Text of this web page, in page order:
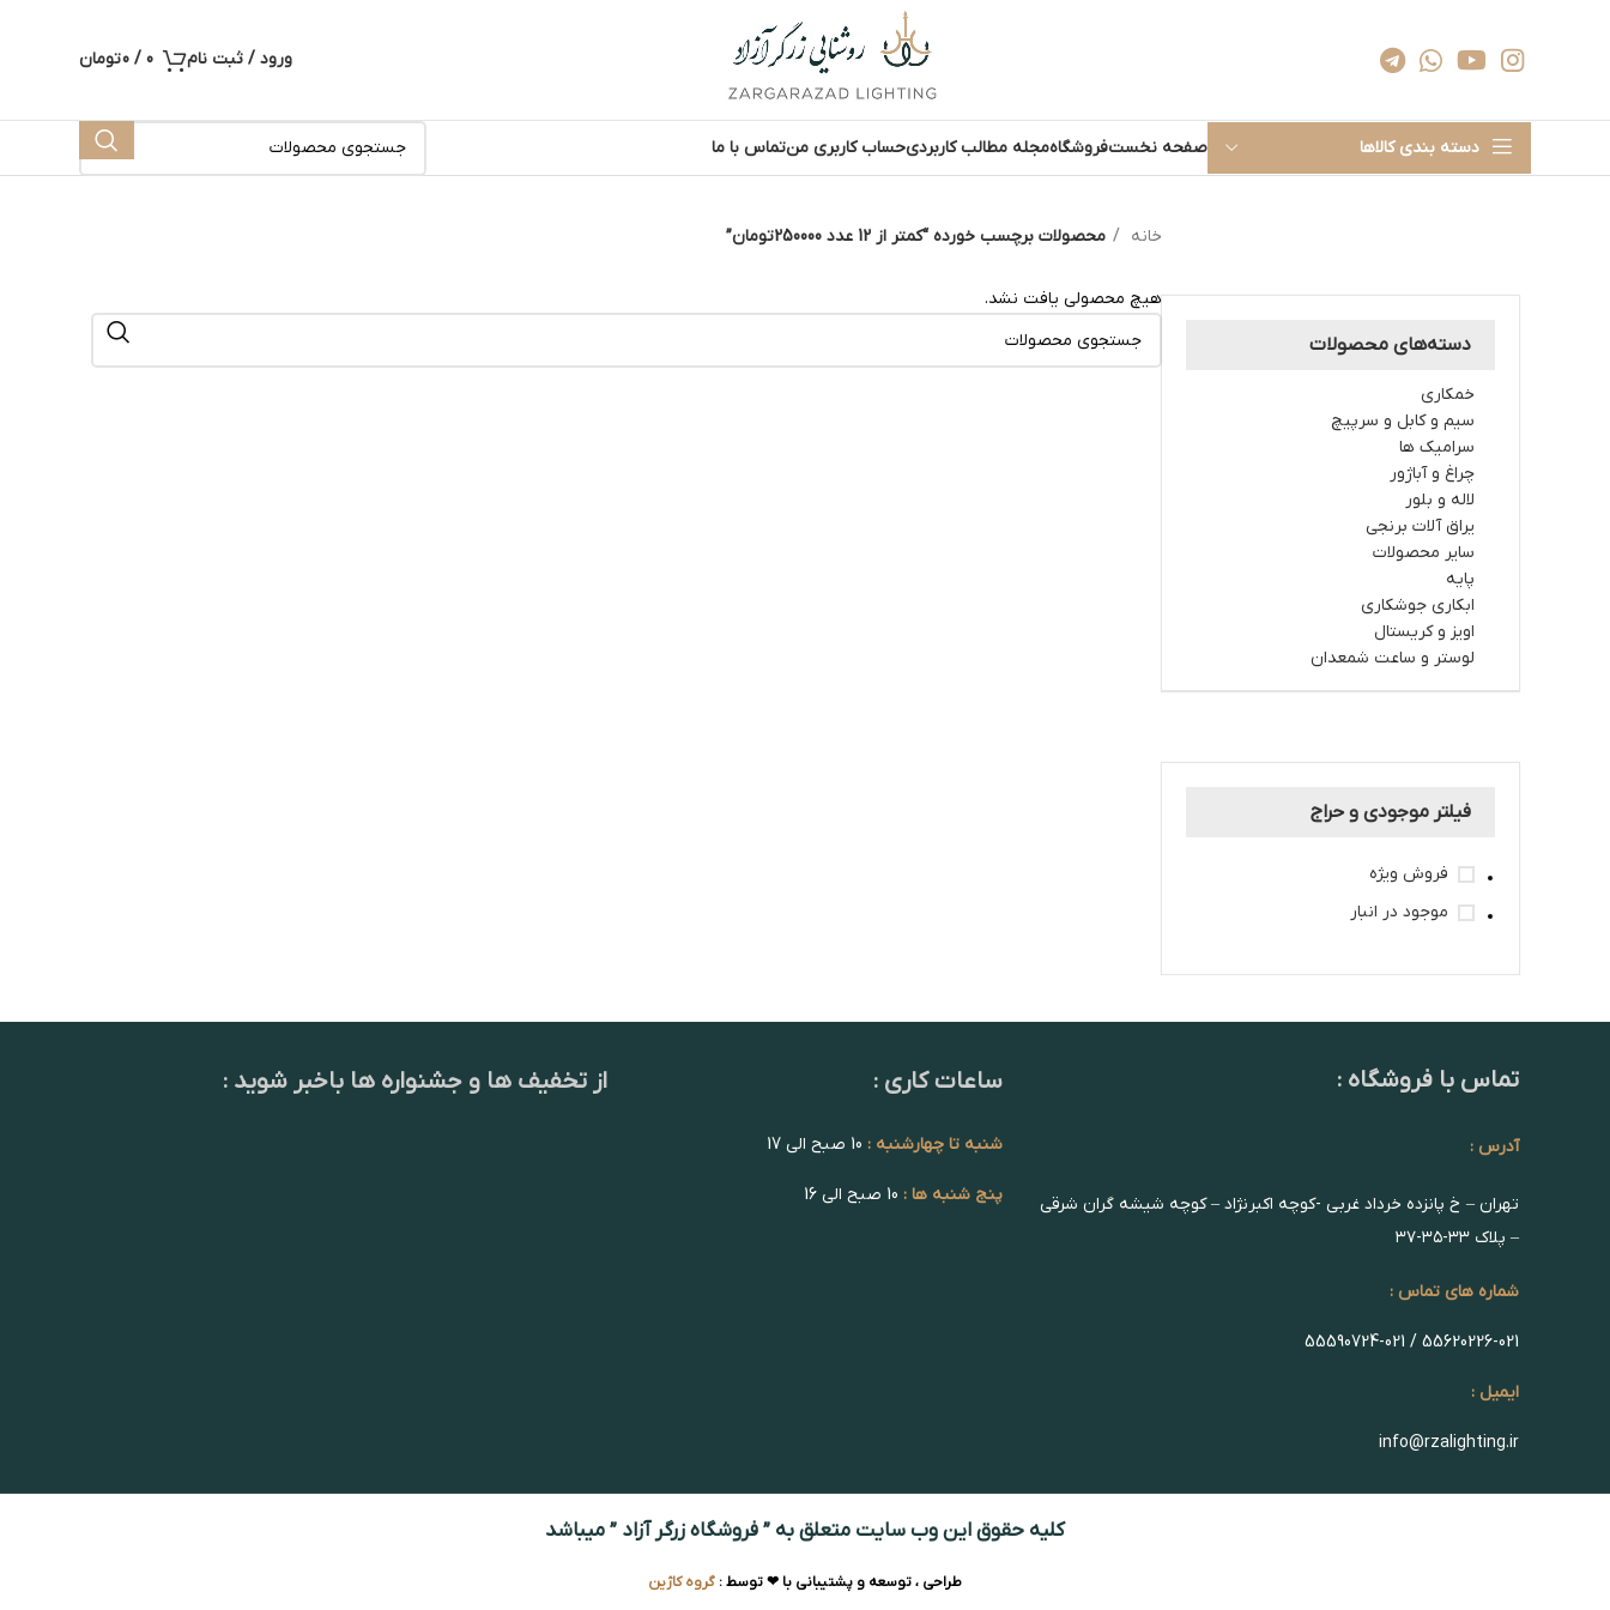
ورود / ثبت نام 0
/
0تومان
دسته بندی کالاها صفحه نخستفروشگاهمجله مطالب کاربردیحساب کاربری منتماس با ما
دسته‌های محصولات
خمکاری
سیم و کابل و سرپیچ
سرامیک ها
چراغ و آباژور
لاله و بلور
یراق آلات برنجی
سایر محصولات
پایه
ابکاری جوشکاری
اویز و کریستال
لوستر و ساعت شمعدان
فیلتر موجودی و حراج
فروش ویژه
موجود در انبار
خانه محصولات برچسب خورده “کمتر از 12 عدد 250000تومان”
هیچ محصولی یافت نشد.
تماس با فروشگاه :
آدرس :
تهران – خ پانزده خرداد غربی -کوچه اکبرنژاد – کوچه شیشه گران شرقی
– پلاک ۳۳-۳۵-۳۷
شماره های تماس :
55620226-021 / 55590724-021
ایمیل :
info@rzalighting.ir
ساعات کاری :
شنبه تا چهارشنبه :
پنج شنبه ها :
از تخفیف ها و جشنواره ها باخبر شوید :
کلیه حقوق این وب سایت متعلق به ” فروشگاه زرگر آزاد ” میباشد
طراحی ، توسعه و پشتیبانی با ❤ توسط : گروه کاژین